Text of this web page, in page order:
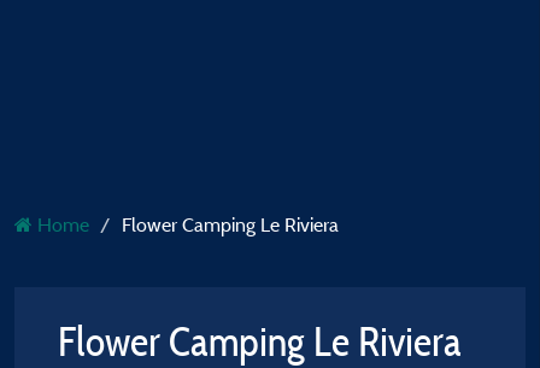
Home Flower Camping Le Riviera
Flower Camping Le Riviera